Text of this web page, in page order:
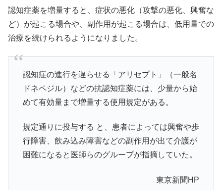
認知症薬を増量すると、症状の悪化（攻撃の悪化、興奮な
ど）が起こる場合や、副作用が起こる場合は、低用量での
治療を続けられるようになりました。
認知症の進行を遅らせる「アリセプト」（一般名
ドネペジル）などの抗認知症薬には、少量から始
めて有効量まで増量する使用規定がある。
規定通りに投与する と、患者によっては興奮や歩
行障害、飲み込み障害などの副作用が出て介護が
困難になると医師らのグループが指摘していた。
東京新聞HP